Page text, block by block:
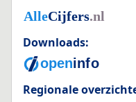
Downloads:
Regionale